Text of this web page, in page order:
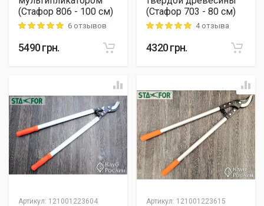
(Стафор 806 - 100 см)
Rating: 5 out of 56 отзывов
5490грн.
(Стафор 703 - 80 см)
Rating: 5 out of 54 отзыва
4320грн.
Артикул: 121001223604 Артикул: 121001223615